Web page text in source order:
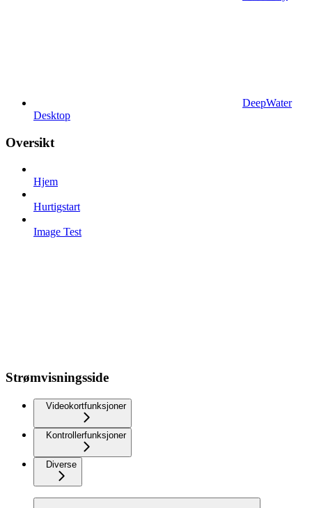
DeepWater
Desktop
Oversikt
Hjem
Hurtigstart
Image Test
Strømvisningsside
Videokortfunksjoner
Kontrollerfunksjoner
Diverse